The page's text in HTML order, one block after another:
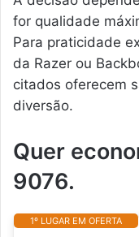
for qualidade
Para praticidade
da Razer ou
citados oferecem
diversão.
Quer
9076.
1º LUGAR EM OFERTA